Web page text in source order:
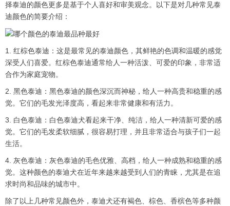
择泰迪的颜色更多是基于个人喜好和审美观念。以下是对几种常见泰
迪颜色的简要介绍：
1. 红棕色泰迪：这是最常见的泰迪颜色，其鲜艳的色调和温暖的感觉
深受人们喜爱。红棕色泰迪通常给人一种活泼、可爱的印象，非常适
合作为家庭宠物。
2. 黑色泰迪：黑色泰迪的颜色深沉而神秘，给人一种高贵和稳重的感
觉。它们的毛发光泽度高，看起来非常健康和有活力。
3. 白色泰迪：白色泰迪犬看起来干净、纯洁，给人一种清新可爱的感
觉。它们的毛发柔软细腻，很容易打理，并且非常适合与孩子们一起
生活。
4. 灰色泰迪：灰色泰迪的毛色优雅、高档，给人一种成熟和稳重的感
觉。这种颜色的泰迪犬在近年来越来越受到人们的青睐，尤其是在追
求时尚和品味的城市中。
除了以上几种常见颜色外，泰迪犬还有褐色、棕色、香槟色等多种颜